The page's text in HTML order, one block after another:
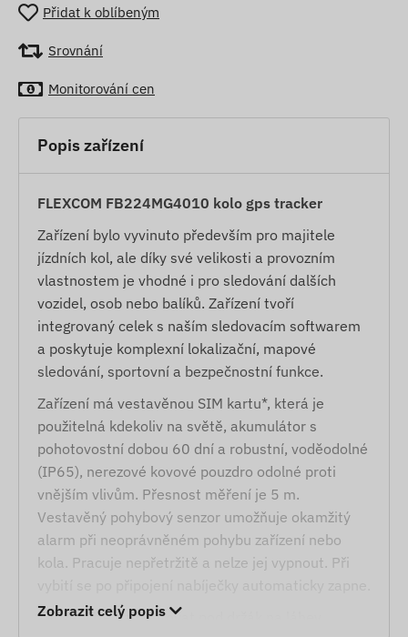
Přidat k oblíbeným
Srovnání
Monitorování cen
Popis zařízení
FLEXCOM FB224MG4010 kolo gps tracker
Zařízení bylo vyvinuto především pro majitele
jízdních kol, ale díky své velikosti a provozním
vlastnostem je vhodné i pro sledování dalších
vozidel, osob nebo balíků. Zařízení tvoří
integrovaný celek s naším sledovacím softwarem
a poskytuje komplexní lokalizační, mapové
sledování, sportovní a bezpečnostní funkce.
Zařízení má vestavěnou SIM kartu*, která je
použitelná kdekoliv na světě, akumulátor s
pohotovostní dobou 60 dní a robustní, voděodolné
(IP65), nerezové kovové pouzdro odolné proti
vnějším vlivům. Přesnost měření je 5 m.
Vestavěný pohybový senzor umožňuje okamžitý
alarm při neoprávněném pohybu zařízení nebo
kola. Pracuje nepřetržitě a nelze jej vypnout. Při
Zařízení lze namontovat pod držák na láhev
Zobrazit celý popis